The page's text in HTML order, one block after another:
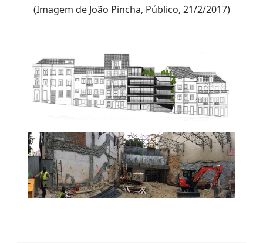
(Imagem de João Pincha, Público, 21/2/2017)